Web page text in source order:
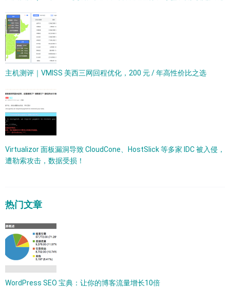
主机测评｜VMISS 美西三网回程优化，200 元 / 年高性价比之选
Virtualizor 面板漏洞导致 CloudCone、HostSlick 等多家 IDC 被入侵，
遭勒索攻击，数据受损！
热门文章
WordPress SEO 宝典：让你的博客流量增长10倍